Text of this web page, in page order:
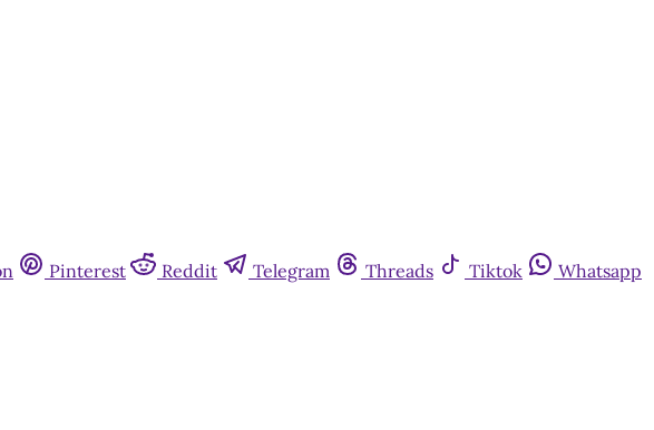
Pinterest Reddit Telegram Threads Tiktok
Whatsapp